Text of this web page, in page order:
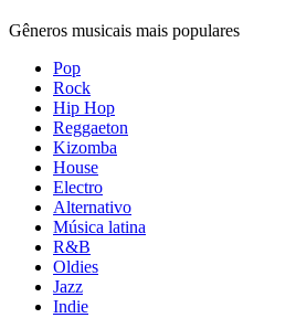
Gêneros musicais mais populares
Pop
Rock
Hip Hop
Reggaeton
Kizomba
House
Electro
Alternativo
Música latina
R&B
Oldies
Jazz
Indie